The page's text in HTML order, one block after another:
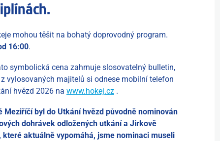
mohou těšit na bohatý doprovodný program.
16:00.
symbolická cena zahrnuje slosovatelný bulletin,
vylosovaných majitelů si odnese mobilní telefon
hvězd 2026 na www.hokej.cz .
Meziříčí byl do Utkání hvězd původně nominován
dohrávek odložených utkání a Jirkově
aktuálně vypomáhá, jsme nominaci museli